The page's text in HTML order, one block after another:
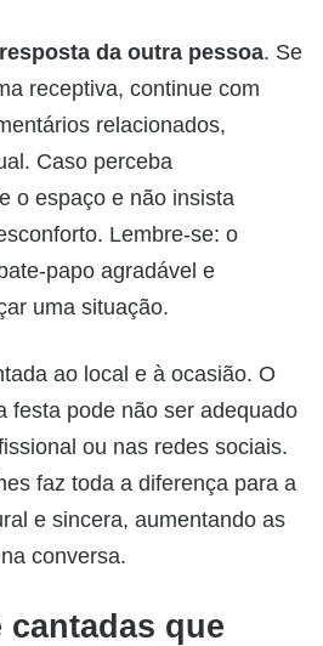
da outra pessoa. Se
receptiva, continue com
relacionados,
Caso perceba
o espaço e não insista
Lembre-se: o
papo agradável e
uma situação.
ao local e à ocasião. O
festa pode não ser adequado
ou nas redes sociais.
faz toda a diferença para a
e sincera, aumentando as
conversa.
cantadas que